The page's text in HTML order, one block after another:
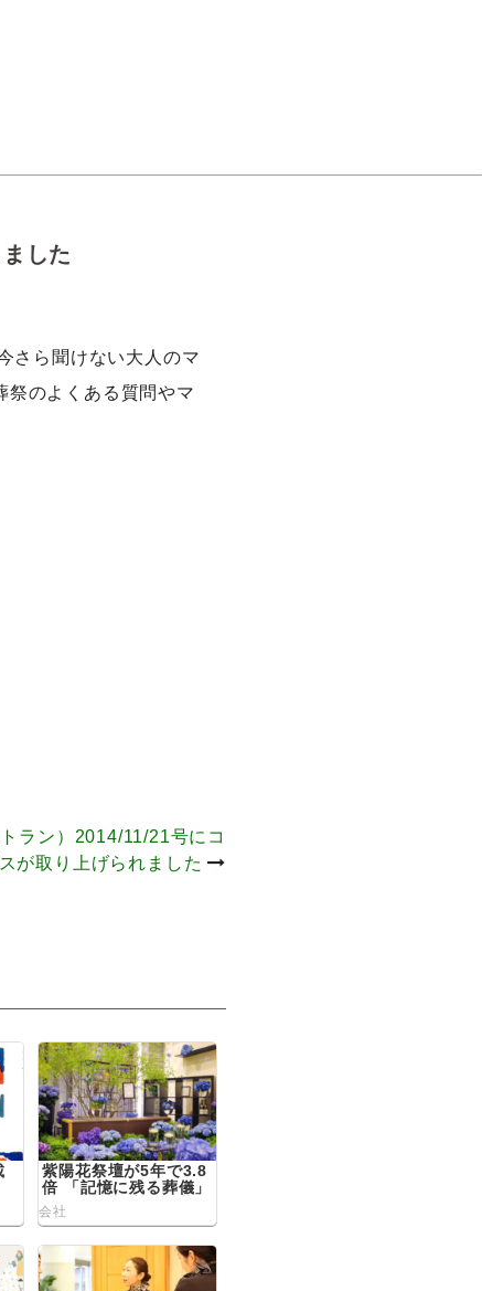
した
ら聞けない大人のマ
のよくある質問やマ
ラン）2014/11/21号にコ
が取り上げられました
紫陽花祭壇が5年で3.8
倍 「記憶に残る葬儀」
ニーズ拡大 変わる葬儀
観
会社